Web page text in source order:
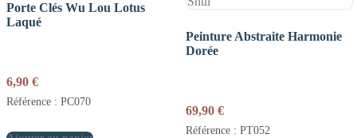
Porte Clés Wu Lou Lotus
Laqué
6,90 €
Référence : PC070
Peinture Abstraite Harmonie
Dorée
69,90 €
Référence : PT052